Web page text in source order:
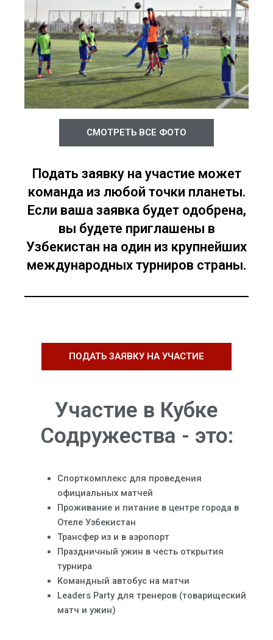
СМОТРЕТЬ ВСЕ ФОТО
Подать заявку на участие может
команда из любой точки планеты.
Если ваша заявка будет одобрена,
вы будете приглашены в
Узбекистан на один из крупнейших
международных турниров страны.
ПОДАТЬ ЗАЯВКУ НА УЧАСТИЕ
Участие в Кубке
Содружества - это:
Спорткомплекс для проведения
официальных матчей
Проживание и питание в центре города в
Отеле Узбекистан
Трансфер из и в аэропорт
Праздничный ужин в честь открытия
турнира
Командный автобус на матчи
Leaders Party для тренеров (товарищеский
матч и ужин)